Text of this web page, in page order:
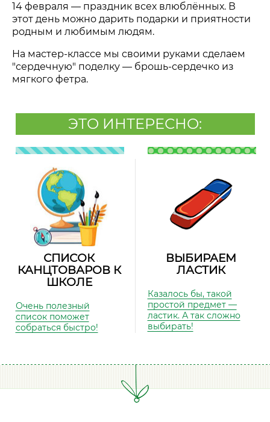
14 февраля — праздник всех влюблённых. В
этот день можно дарить подарки и приятности
родным и любимым людям.
На мастер-классе мы своими руками сделаем
"сердечную" поделку — брошь-сердечко из
мягкого фетра.
ЭТО ИНТЕРЕСНО:
СПИСОК
КАНЦТОВАРОВ К
ШКОЛЕ
Очень полезный
список поможет
собраться быстро!
ВЫБИРАЕМ
ЛАСТИК
Казалось бы, такой
простой предмет —
ластик. А так сложно
выбирать!